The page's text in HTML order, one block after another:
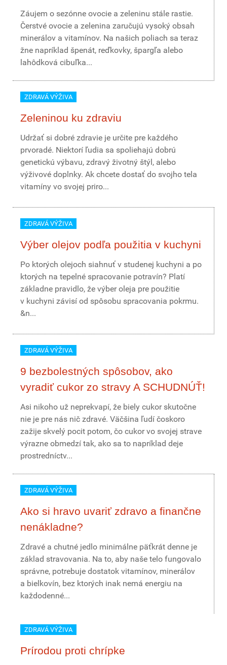
Záujem o sezónne ovocie a zeleninu stále rastie.
Čerstvé ovocie a zelenina zaručujú vysoký obsah
minerálov a vitamínov. Na našich poliach sa teraz
žne napríklad špenát, reďkovky, špargľa alebo
lahôdková cibuľka...
ZDRAVÁ VÝŽIVA
Zeleninou ku zdraviu
Udržať si dobré zdravie je určite pre každého
prvoradé. Niektorí ľudia sa spoliehajú dobrú
genetickú výbavu, zdravý životný štýl, alebo
výživové doplnky. Ak chcete dostať do svojho tela
vitamíny vo svojej priro...
ZDRAVÁ VÝŽIVA
Výber olejov podľa použitia v kuchyni
Po ktorých olejoch siahnuť v studenej kuchyni a po
ktorých na tepelné spracovanie potravín? Platí
základne pravidlo, že výber oleja pre použitie
v kuchyni závisí od spôsobu spracovania pokrmu.
&n...
ZDRAVÁ VÝŽIVA
9 bezbolestných spôsobov, ako
vyradiť cukor zo stravy A SCHUDNÚŤ!
Asi nikoho už neprekvapí, že biely cukor skutočne
nie je pre nás nič zdravé. Väčšina ľudí čoskoro
zažije skvelý pocit potom, čo cukor vo svojej strave
výrazne obmedzí tak, ako sa to napríklad deje
prostredníctv...
ZDRAVÁ VÝŽIVA
Ako si hravo uvariť zdravo a finančne
nenákladne?
Zdravé a chutné jedlo minimálne päťkrát denne je
základ stravovania. Na to, aby naše telo fungovalo
správne, potrebuje dostatok vitamínov, minerálov
a bielkovín, bez ktorých inak nemá energiu na
každodenné...
ZDRAVÁ VÝŽIVA
Prírodou proti chrípke